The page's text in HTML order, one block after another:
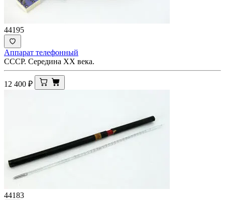
44195
Аппарат телефонный
СССР. Середина ХХ века.
12 400 ₽
44183